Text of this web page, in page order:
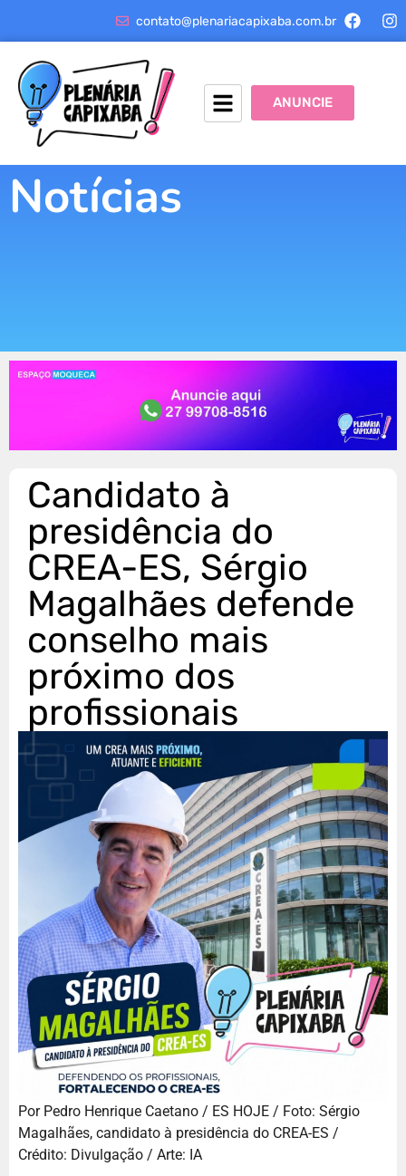
contato@plenariacapixaba.com.br
ANUNCIE
Notícias
Candidato à
presidência do
CREA-ES, Sérgio
Magalhães defende
conselho mais
próximo dos
profissionais
Por Pedro Henrique Caetano / ES HOJE / Foto: Sérgio
Magalhães, candidato à presidência do CREA-ES /
Crédito: Divulgação / Arte: IA